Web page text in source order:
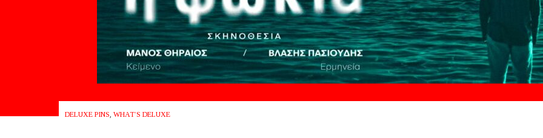
DELUXE PINS, WHAT’S DELUXE